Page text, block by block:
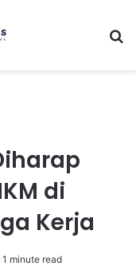
di
Kerja
1 minute read